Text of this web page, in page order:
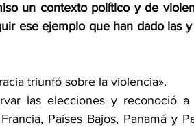
un contexto político y de
ese ejemplo que han dado las
triunfó sobre la violencia».
las elecciones y reconoció a
Países Bajos, Panamá y